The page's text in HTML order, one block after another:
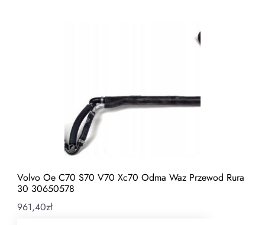
Volvo Oe C70 S70 V70 Xc70 Odma Waz Przewod Rura
30 30650578
961,40zł